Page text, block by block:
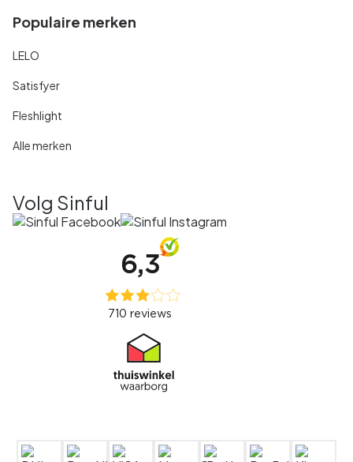
Populaire merken
LELO
Satisfyer
Fleshlight
Alle merken
Volg Sinful